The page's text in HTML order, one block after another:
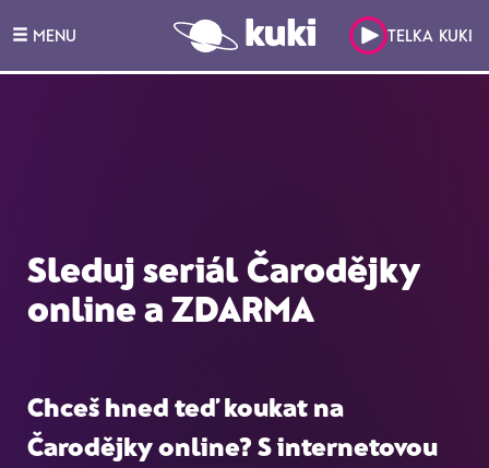
MENU TELKA KUKI
Sleduj seriál Čarodějky
online a ZDARMA
Chceš hned teď koukat na
Čarodějky online? S internetovou